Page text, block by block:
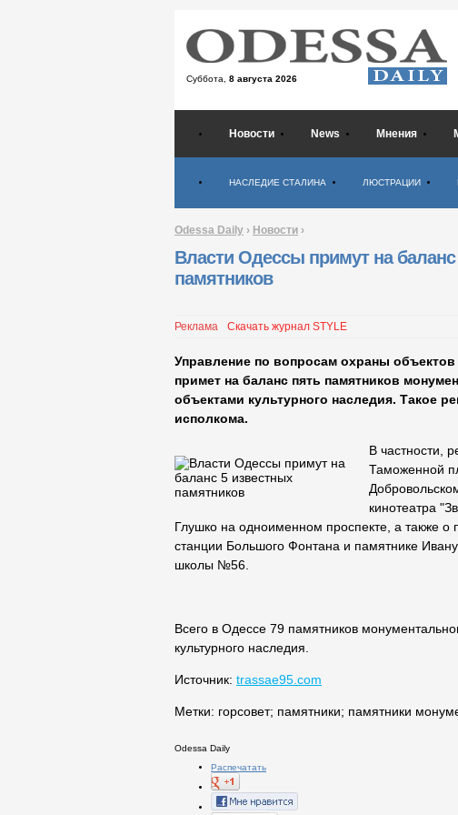
Суббота, 8 августа 2026
Новости News Мнения
НАСЛЕДИЕ СТАЛИНА ЛЮСТРАЦИИ
Odessa Daily › Новости ›
Власти Одессы примут на
памятников
Реклама Скачать журнал STYLE
Управление по вопросам охраны объектов
примет на баланс пять памятников
объектами культурного наследия. Такое
исполкома.
В частности,
Таможенной
кинотеатра
Глушко на одноименном проспекте, а также о
станции Большого Фонтана и памятнике
школы №56.
Всего в Одессе 79 памятников
культурного наследия.
Источник: trassae95.com
Метки: горсовет; памятники; памятники
Odessa Daily
Распечатать